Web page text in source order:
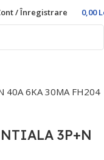
/ Înregistrare 0,00
3P+N